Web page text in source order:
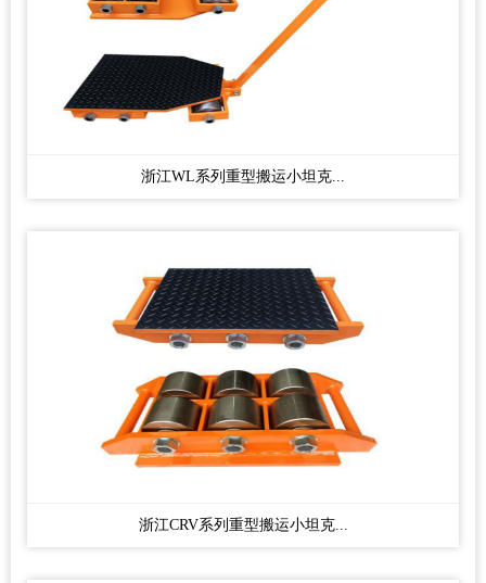
浙江WL系列重型搬运小坦克...
浙江CRV系列重型搬运小坦克...